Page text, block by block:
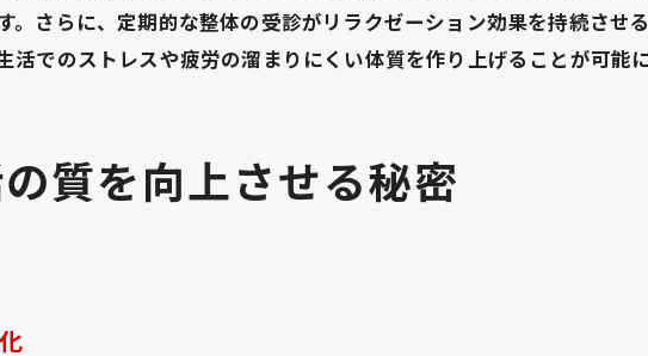
施術後の満足度を上げる整体の選び方
自分に合った整体を見つける方法
月に一度の整体で心身のバランスを整える方法
。さらに、定期的な整体の受診がリラクゼーション効果を持続させ
活でのストレスや疲労の溜まりにくい体質を作り上げることが可能
質を向上させる秘密